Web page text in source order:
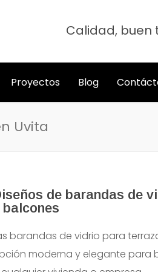
Calidad, buen
Proyectos Blog
Uvita
de barandas de
balcones
barandas de vidrio para
moderna y elegante para